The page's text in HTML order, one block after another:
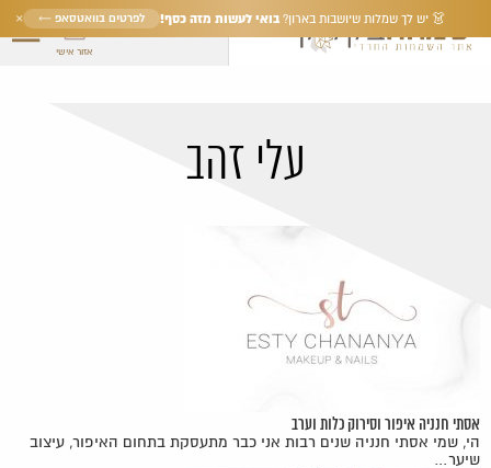
אזור אישי
👗 יש לך שמלות שיושבות בארון? בואי לעשות מזה כסף! לפרטים בוואטסאפ ← ×
עלי זהב
אסתי חנניה איפור וסירוק כלות וערב
הי, שמי אסתי חנניה שנים רבות אני כבר מתעסקת בתחום האיפור, עיצוב
שיער…